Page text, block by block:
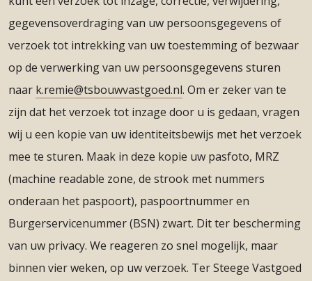
gegevensoverdraging van uw persoonsgegevens of
verzoek tot intrekking van uw toestemming of bezwaar
op de verwerking van uw persoonsgegevens sturen
naar k.remie@tsbouwvastgoed.nl. Om er zeker van te
zijn dat het verzoek tot inzage door u is gedaan, vragen
wij u een kopie van uw identiteitsbewijs met het verzoek
mee te sturen. Maak in deze kopie uw pasfoto, MRZ
(machine readable zone, de strook met nummers
onderaan het paspoort), paspoortnummer en
Burgerservicenummer (BSN) zwart. Dit ter bescherming
van uw privacy. We reageren zo snel mogelijk, maar
binnen vier weken, op uw verzoek. Ter Steege Vastgoed